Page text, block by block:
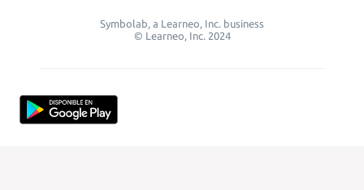
Symbolab, a Learneo, Inc. business
© Learneo, Inc. 2024